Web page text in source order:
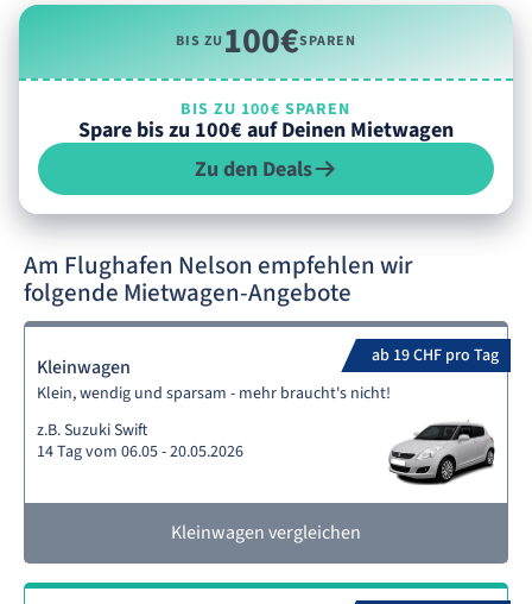
BIS ZU100€SPAREN
BIS ZU 100€ SPAREN
Spare bis zu 100€ auf Deinen Mietwagen
Zu den Deals
Am Flughafen Nelson empfehlen wir
folgende Mietwagen-Angebote
ab 19 CHF pro Tag
Kleinwagen
Klein, wendig und sparsam - mehr braucht's nicht!
z.B. Suzuki Swift
14 Tag vom 06.05 - 20.05.2026
Kleinwagen vergleichen